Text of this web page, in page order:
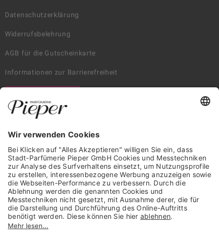
Datenschutzerklärung
Widerrufsbelehrung
AGB für die Gutscheinkarte
Informationen zur Barrierefreiheit
Trusted Shops Mitglied seit 2010